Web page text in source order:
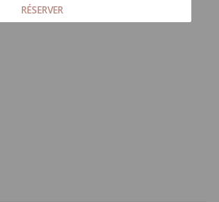
RÉSERVER
nouvelle fenêtre))